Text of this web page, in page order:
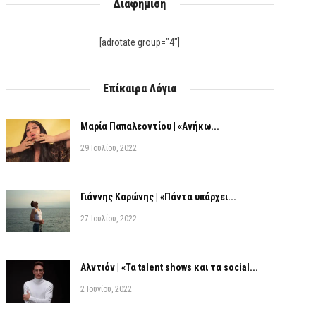
Διαφήμιση
[adrotate group="4"]
Επίκαιρα Λόγια
Μαρία Παπαλεοντίου | «Ανήκω...
29 Ιουλίου, 2022
Γιάννης Καρώνης | «Πάντα υπάρχει...
27 Ιουλίου, 2022
Αλντιόν | «Τα talent shows και τα social...
2 Ιουνίου, 2022